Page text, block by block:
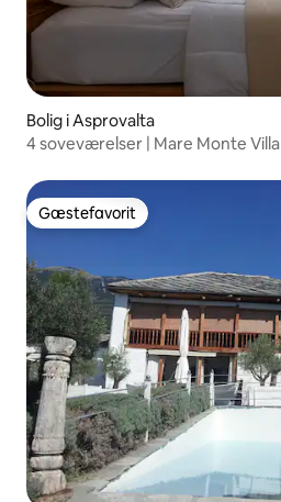
Bolig i Asprovalta
4 soveværelser | Mare Monte Villa
Gæstefavorit
Gæstefavorit